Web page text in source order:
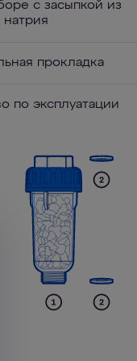
с засыпкой из
прокладка
по эксплуатации